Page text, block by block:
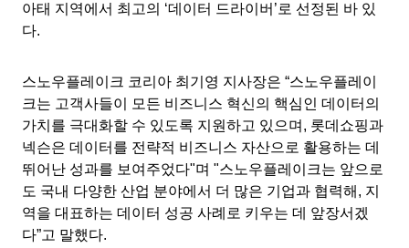
아태 지역에서 최고의 ‘데이터 드라이버’로 선정된 바 있
다.
스노우플레이크 코리아 최기영 지사장은 “스노우플레이
크는 고객사들이 모든 비즈니스 혁신의 핵심인 데이터의
가치를 극대화할 수 있도록 지원하고 있으며, 롯데쇼핑과
넥슨은 데이터를 전략적 비즈니스 자산으로 활용하는 데
뛰어난 성과를 보여주었다"며 "스노우플레이크는 앞으로
도 국내 다양한 산업 분야에서 더 많은 기업과 협력해, 지
역을 대표하는 데이터 성공 사례로 키우는 데 앞장서겠
다”고 말했다.